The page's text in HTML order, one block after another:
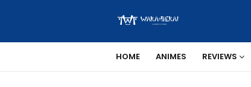
HOME ANIMES REVIEWS